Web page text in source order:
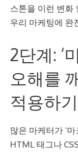
스톤을 이런 변화
우리 마케팅에 완
2단계: ‘
오해를
적용하기
많은 마케터가 ‘
HTML 태그나